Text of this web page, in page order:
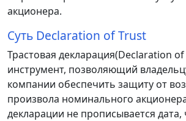
акционера.
Суть Declaration of Trust
Трастовая декларация(Declaration of
инструмент, позволяющий
компании обеспечить защиту от
произвола номинального
декларации не прописывается дата,